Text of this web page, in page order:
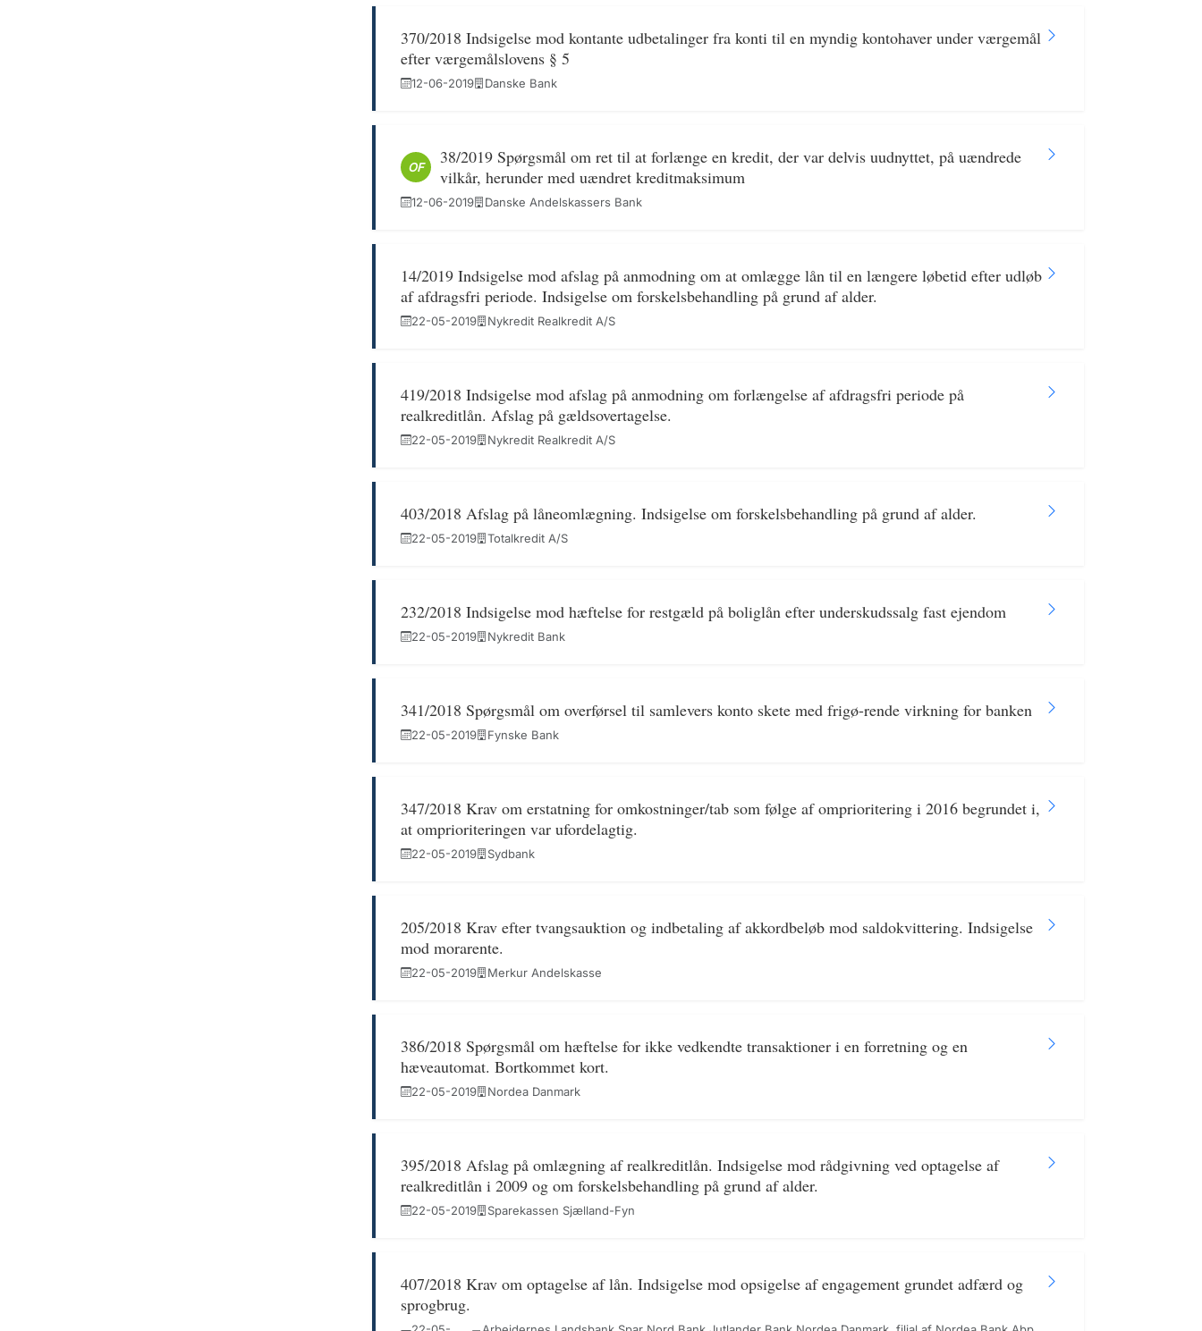
370/2018 Indsigelse mod kontante udbetalinger fra konti til en myndig kontohaver under værgemål
efter værgemålslovens § 5
12-06-2019 Danske Bank
OF
38/2019 Spørgsmål om ret til at forlænge en kredit, der var delvis uudnyttet, på uændrede
vilkår, herunder med uændret kreditmaksimum
12-06-2019 Danske Andelskassers Bank
14/2019 Indsigelse mod afslag på anmodning om at omlægge lån til en længere løbetid efter udløb
af afdragsfri periode. Indsigelse om forskelsbehandling på grund af alder.
22-05-2019 Nykredit Realkredit A/S
419/2018 Indsigelse mod afslag på anmodning om forlængelse af afdragsfri periode på
realkreditlån. Afslag på gældsovertagelse.
22-05-2019 Nykredit Realkredit A/S
403/2018 Afslag på låneomlægning. Indsigelse om forskelsbehandling på grund af alder.
22-05-2019 Totalkredit A/S
232/2018 Indsigelse mod hæftelse for restgæld på boliglån efter underskudssalg fast ejendom
22-05-2019 Nykredit Bank
341/2018 Spørgsmål om overførsel til samlevers konto skete med frigø-rende virkning for banken
22-05-2019 Fynske Bank
347/2018 Krav om erstatning for omkostninger/tab som følge af omprioritering i 2016 begrundet i,
at omprioriteringen var ufordelagtig.
22-05-2019 Sydbank
205/2018 Krav efter tvangsauktion og indbetaling af akkordbeløb mod saldokvittering. Indsigelse
mod morarente.
22-05-2019 Merkur Andelskasse
386/2018 Spørgsmål om hæftelse for ikke vedkendte transaktioner i en forretning og en
hæveautomat. Bortkommet kort.
22-05-2019 Nordea Danmark
395/2018 Afslag på omlægning af realkreditlån. Indsigelse mod rådgivning ved optagelse af
realkreditlån i 2009 og om forskelsbehandling på grund af alder.
22-05-2019 Sparekassen Sjælland-Fyn
407/2018 Krav om optagelse af lån. Indsigelse mod opsigelse af engagement grundet adfærd og
sprogbrug.